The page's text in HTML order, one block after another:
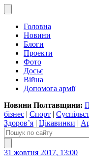
Головна
Новини
Блоги
Проекти
Фото
Досьє
Війна
Допомога армії
Новини Полтавщини:
бізнес | Спорт |
Здоров’я | Цікавинки |
31 жовтня 2017, 13:00